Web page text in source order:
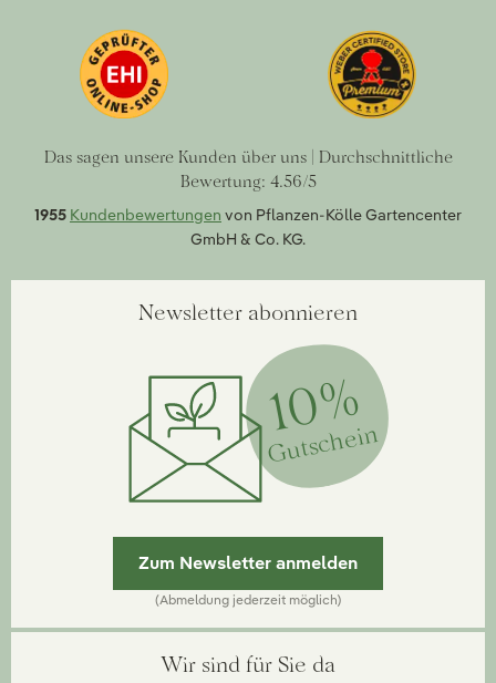
Das sagen unsere Kunden über uns | Durchschnittliche
Bewertung: 4.56/5
1955 Kundenbewertungen von Pflanzen-Kölle Gartencenter
GmbH & Co. KG.
Newsletter abonnieren
10%
Gutschein
Zum Newsletter anmelden
(Abmeldung jederzeit möglich)
Wir sind für Sie da